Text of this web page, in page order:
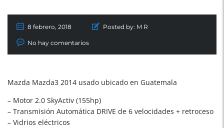
8 febrero, 2018 Posted by: M R
No hay comentarios
Mazda Mazda3 2014 usado ubicado en Guatemala
– Motor 2.0 SkyActiv (155hp)
– Transmisión Automática DRIVE de 6 velocidades + retroceso
– Vidrios eléctricos